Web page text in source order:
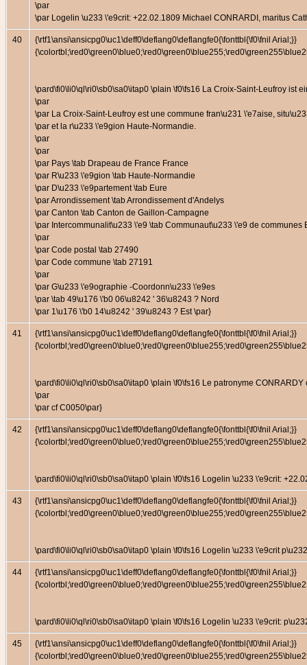
\par
\par Logelin \u233 \'e9crit: +22.02.1809 Michael CONRARDI, maritus
40
{\rtf1\ansi\ansicpg0\uc1\deff0\deflang0\deflangfe0{\fonttbl{\f0\fnil Arial;}}
\pard\fi0\li0\ql\ri0\sb0\sa0\itap0 \plain \f0\fs16 La Croix-Saint-Leufroy ist
\par
\par La Croix-Saint-Leufroy est une commune fran\u231 \'e7aise,
\par et la r\u233 \'e9gion Haute-Normandie.
\par
\par
\par Pays \tab Drapeau de France France
\par R\u233 \'e9gion \tab Haute-Normandie
\par D\u233 \'e9partement \tab Eure
\par Arrondissement \tab Arrondissement d'Andelys
\par Canton \tab Canton de Gaillon-Campagne
\par Intercommunalit\u233 \'e9 \tab Communaut\u233 \'e9 de communes
\par
\par Code postal \tab 27490
\par Code commune \tab 27191
\par
\par G\u233 \'e9ographie -Coordonn\u233 \'e9es
\par \tab 49\u176 \'b0 06\u8242 ' 36\u8243 ? Nord
\par 1\u176 \'b0 14\u8242 ' 39\u8243 ? Est \par}
41
{\rtf1\ansi\ansicpg0\uc1\deff0\deflang0\deflangfe0{\fonttbl{\f0\fnil Arial;}}
\pard\fi0\li0\ql\ri0\sb0\sa0\itap0 \plain \f0\fs16 Le patronyme
\par
\par cf C0050\par}
42
{\rtf1\ansi\ansicpg0\uc1\deff0\deflang0\deflangfe0{\fonttbl{\f0\fnil Arial;}}
\pard\fi0\li0\ql\ri0\sb0\sa0\itap0 \plain \f0\fs16 Logelin \u233 \'e9crit:
43
{\rtf1\ansi\ansicpg0\uc1\deff0\deflang0\deflangfe0{\fonttbl{\f0\fnil Arial;}}
\pard\fi0\li0\ql\ri0\sb0\sa0\itap0 \plain \f0\fs16 Logelin \u233 \'e9crit
44
{\rtf1\ansi\ansicpg0\uc1\deff0\deflang0\deflangfe0{\fonttbl{\f0\fnil Arial;}}
\pard\fi0\li0\ql\ri0\sb0\sa0\itap0 \plain \f0\fs16 Logelin \u233 \'e9crit:
45
{\rtf1\ansi\ansicpg0\uc1\deff0\deflang0\deflangfe0{\fonttbl{\f0\fnil Arial;}}